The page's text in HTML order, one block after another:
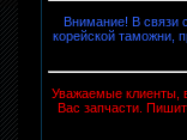
Внимание! В связи
корейской таможни,
Уважаемые клиенты,
Вас запчасти.